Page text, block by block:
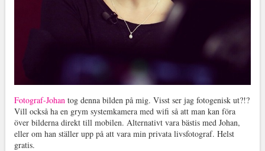
Fotograf-Johan tog denna bilden på mig. Visst ser jag fotogenisk ut?!?
Vill också ha en grym systemkamera med wifi så att man kan föra
över bilderna direkt till mobilen. Alternativt vara bästis med Johan,
eller om han ställer upp på att vara min privata livsfotograf. Helst
gratis.